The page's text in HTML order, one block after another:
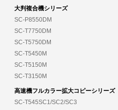
大判複合機シリーズ
SC-P8550DM
SC-T7750DM
SC-T5750DM
SC-T5450M
SC-T5150M
SC-T3150M
高速機フルカラー拡大コピーシリーズ
SC-T545SC1/SC2/SC3